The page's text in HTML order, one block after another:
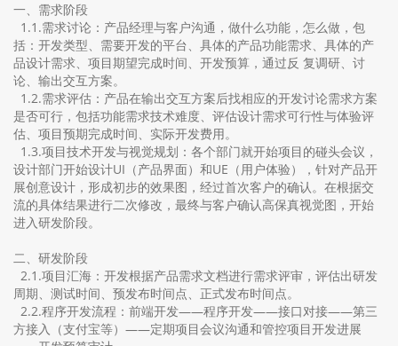
一、需求阶段
1.1.需求讨论：产品经理与客户沟通，做什么功能，怎么做，包
括：开发类型、需要开发的平台、具体的产品功能需求、具体的产
品设计需求、项目期望完成时间、开发预算，通过反 复调研、讨
论、输出交互方案。
1.2.需求评估：产品在输出交互方案后找相应的开发讨论需求方案
是否可行，包括功能需求技术难度、评估设计需求可行性与体验评
估、项目预期完成时间、实际开发费用。
1.3.项目技术开发与视觉规划：各个部门就开始项目的碰头会议，
设计部门开始设计UI（产品界面）和UE（用户体验），针对产品开
展创意设计，形成初步的效果图，经过首次客户的确认。在根据交
流的具体结果进行二次修改，最终与客户确认高保真视觉图，开始
进入研发阶段。
二、研发阶段
2.1.项目汇海：开发根据产品需求文档进行需求评审，评估出研发
周期、测试时间、预发布时间点、正式发布时间点。
2.2.程序开发流程：前端开发——程序开发——接口对接——第三
方接入（支付宝等）——定期项目会议沟通和管控项目开发进展